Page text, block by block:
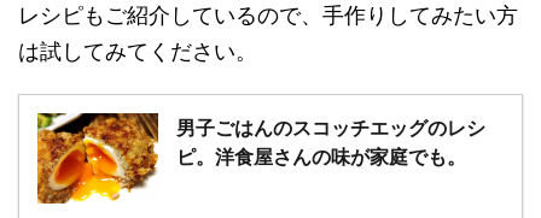
レシピもご紹介しているので、手作りしてみたい方
は試してみてください。
男子ごはんのスコッチエッグのレシ
ピ。洋食屋さんの味が家庭でも。